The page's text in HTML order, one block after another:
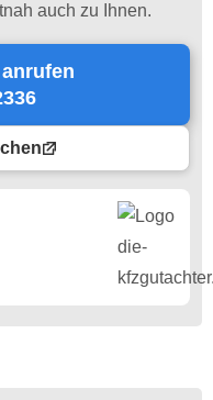
auch zu Ihnen.